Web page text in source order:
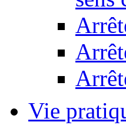
Vie